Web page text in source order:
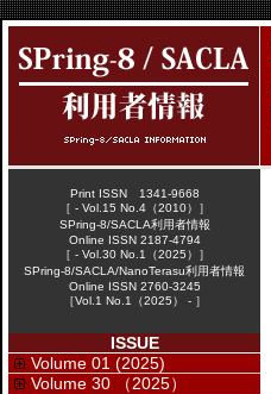
Print ISSN 1341-9668
［ - Vol.15 No.4（2010）］
SPring-8/SACLA利用者情報
Online ISSN 2187-4794
［ - Vol.30 No.1（2025）］
SPring-8/SACLA/NanoTerasu利用者情報
Online ISSN 2760-3245
［Vol.1 No.1（2025） - ］
ISSUE
Volume 01 (2025)
Volume 30 （2025）